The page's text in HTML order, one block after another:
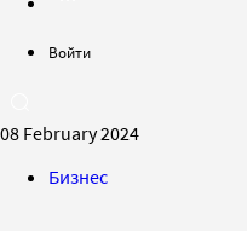
Войти
08 February 2024
Бизнес